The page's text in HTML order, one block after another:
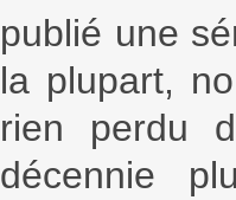
publié une
la plupart,
rien perdu
décennie